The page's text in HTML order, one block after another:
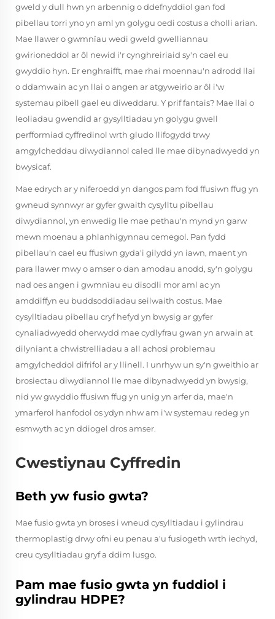
gweld y dull hwn yn arbennig o ddefnyddiol gan fod
pibellau torri yno yn aml yn golygu oedi costus a cholli arian.
Mae llawer o gwmnïau wedi gweld gwelliannau
gwirioneddol ar ôl newid i'r cynghreiriaid sy'n cael eu
gwyddio hyn. Er enghraifft, mae rhai moennau'n adrodd llai
o ddamwain ac yn llai o angen ar atgyweirio ar ôl i'w
systemau pibell gael eu diweddaru. Y prif fantais? Mae llai o
leoliadau gwendid ar gysylltiadau yn golygu gwell
perfformiad cyffredinol wrth gludo llifogydd trwy
amgylcheddau diwydiannol caled lle mae dibynadwyedd yn
bwysicaf.
Mae edrych ar y niferoedd yn dangos pam fod ffusiwn ffug yn
gwneud synnwyr ar gyfer gwaith cysylltu pibellau
diwydiannol, yn enwedig lle mae pethau'n mynd yn garw
mewn moenau a phlanhigynnau cemegol. Pan fydd
pibellau'n cael eu ffusiwn gyda'i gilydd yn iawn, maent yn
para llawer mwy o amser o dan amodau anodd, sy'n golygu
nad oes angen i gwmnïau eu disodli mor aml ac yn
amddiffyn eu buddsoddiadau seilwaith costus. Mae
cysylltiadau pibellau cryf hefyd yn bwysig ar gyfer
cynaliadwyedd oherwydd mae cydlyfrau gwan yn arwain at
dilyniant a chwistrelliadau a all achosi problemau
amgylcheddol difrifol ar y llinell. I unrhyw un sy'n gweithio ar
brosiectau diwydiannol lle mae dibynadwyedd yn bwysig,
nid yw gwyddio ffusiwn ffug yn unig yn arfer da, mae'n
ymarferol hanfodol os ydyn nhw am i'w systemau redeg yn
esmwyth ac yn ddiogel dros amser.
Cwestiynau Cyffredin
Beth yw fusio gwta?
Mae fusio gwta yn broses i wneud cysylltiadau i gylindrau
thermoplastig drwy ofni eu penau a'u fusiogeth wrth iechyd,
creu cysylltiadau gryf a ddim lusgo.
Pam mae fusio gwta yn fuddiol i
gylindrau HDPE?